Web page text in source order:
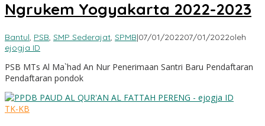
Ngrukem Yogyakarta 2022-2023
Bantul, PSB, SMP Sederajat, SPMB|07/01/202207/01/2022oleh
ejogja ID
PSB MTs Al Ma`had An Nur Penerimaan Santri Baru Pendaftaran
Pendaftaran pondok
TK-KB